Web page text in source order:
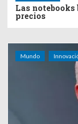
Las
precios
Mundo